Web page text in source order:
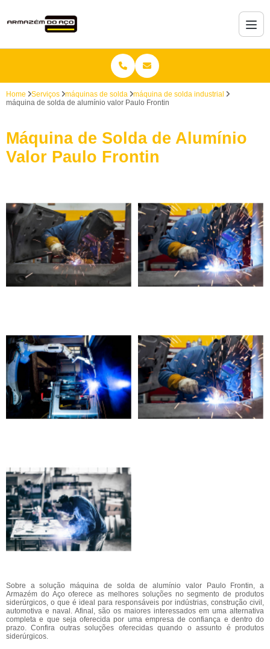
Home Serviços máquinas de solda
máquina de solda industrial
máquina de solda de alumínio valor Paulo Frontin
Máquina de Solda de Alumínio
Valor Paulo Frontin
Sobre a solução máquina de solda de alumínio valor Paulo Frontin, a
Armazém do Aço oferece as melhores soluções no segmento de produtos
siderúrgicos, o que é ideal para responsáveis por indústrias, construção civil,
automotiva e naval. Afinal, são os maiores interessados em uma alternativa
completa e que seja oferecida por uma empresa de confiança e dentro do
prazo. Confira outras soluções oferecidas quando o assunto é produtos
siderúrgicos.